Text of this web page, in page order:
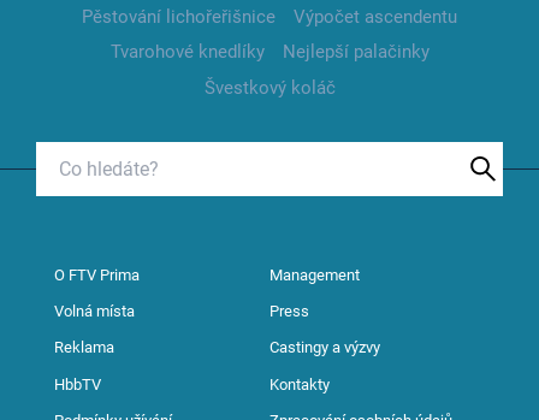
Pěstování lichořeřišnice
Výpočet ascendentu
Tvarohové knedlíky
Nejlepší palačinky
Švestkový koláč
O FTV Prima Management
Volná místa Press
Reklama Castingy a výzvy
HbbTV Kontakty